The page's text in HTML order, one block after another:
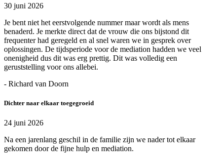
30 juni 2026
Je bent niet het eerstvolgende nummer maar wordt als mens
benaderd. Je merkte direct dat de vrouw die ons bijstond dit
frequenter had geregeld en al snel waren we in gesprek over
oplossingen. De tijdsperiode voor de mediation hadden we veel
onenigheid dus dit was erg prettig. Dit was volledig een
geruststelling voor ons allebei.
- Richard van Doorn
Dichter naar elkaar toegegroeid
24 juni 2026
Na een jarenlang geschil in de familie zijn we nader tot elkaar
gekomen door de fijne hulp en mediation.